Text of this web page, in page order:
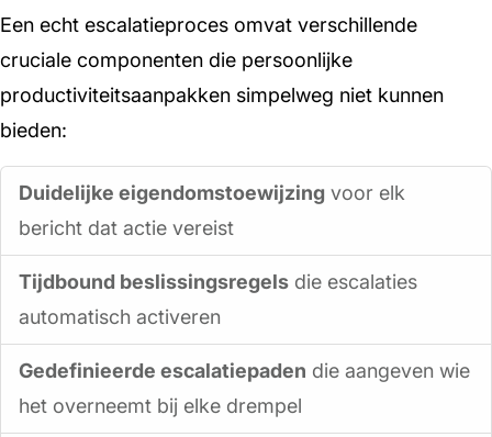
Een echt escalatieproces omvat verschillende
cruciale componenten die persoonlijke
productiviteitsaanpakken simpelweg niet kunnen
bieden:
Duidelijke eigendomstoewijzing voor elk
bericht dat actie vereist
Tijdbound beslissingsregels die escalaties
automatisch activeren
Gedefinieerde escalatiepaden die aangeven wie
het overneemt bij elke drempel